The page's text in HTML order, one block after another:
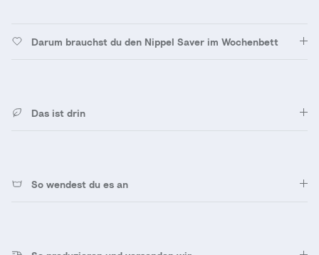
Darum brauchst du den Nippel Saver im Wochenbett
Das ist drin
So wendest du es an